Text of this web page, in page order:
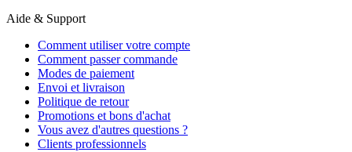
Aide & Support
Comment utiliser votre compte
Comment passer commande
Modes de paiement
Envoi et livraison
Politique de retour
Promotions et bons d'achat
Vous avez d'autres questions ?
Clients professionnels